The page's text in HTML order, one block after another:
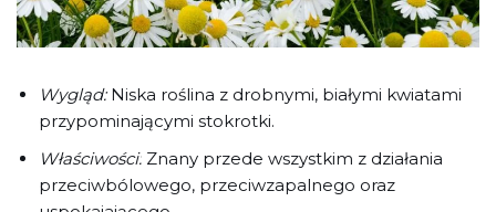
Wygląd:Niska roślina z drobnymi, białymi kwiatami
przypominającymi stokrotki.
Właściwości: Znany przede wszystkim z działania
przeciwbólowego, przeciwzapalnego oraz